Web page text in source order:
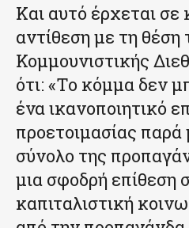
Και αυτό έρχεται
αντίθεση με τη θέση
Κομμουνιστικής
ότι: «Το κόμμα δεν
ένα ικανοποιητικό
προετοιμασίας παρά
σύνολο της
μια σφοδρή επίθεση
καπιταλιστική